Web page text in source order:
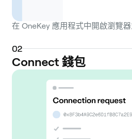
在 OneKey 應用程式中開啟瀏覽
02
Connect 錢包